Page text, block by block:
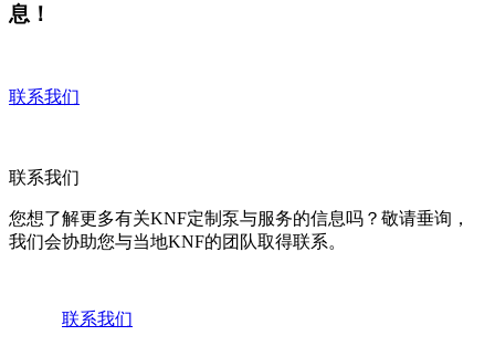
息！
联系我们
联系我们
您想了解更多有关KNF定制泵与服务的信息吗？敬请垂询，
我们会协助您与当地KNF的团队取得联系。
联系我们